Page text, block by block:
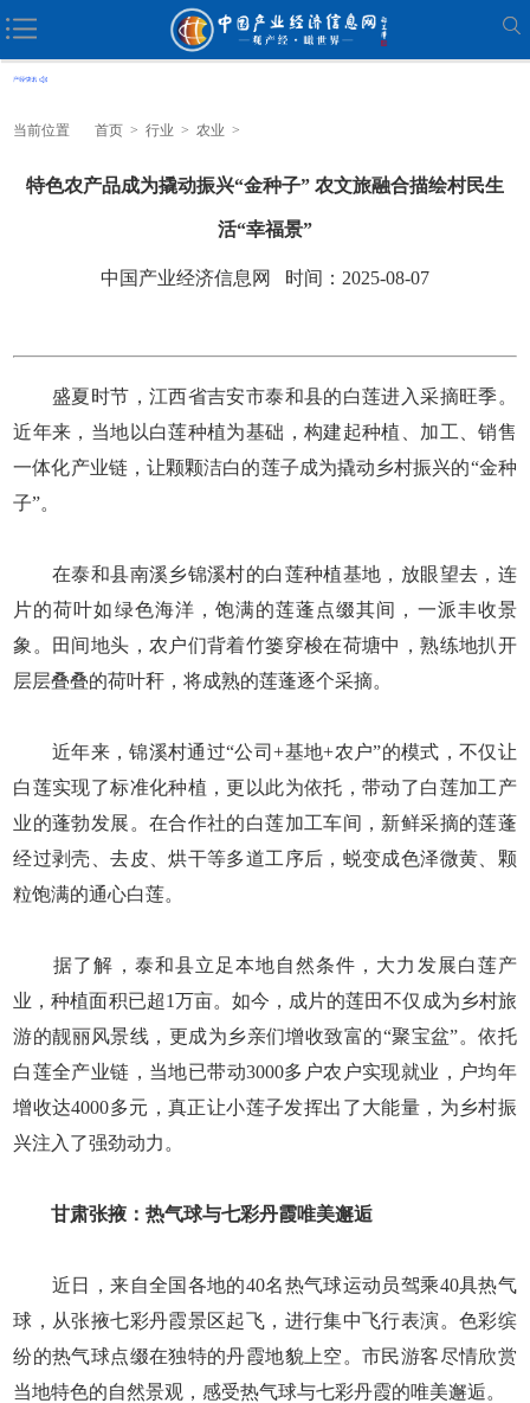
当前位置 首页 > 行业 > 农业 >
特色农产品成为撬动振兴“金种子” 农文旅融合描绘村民生
活“幸福景”
中国产业经济信息网 时间：2025-08-07
盛夏时节，江西省吉安市泰和县的白莲进入采摘旺季。
近年来，当地以白莲种植为基础，构建起种植、加工、销售
一体化产业链，让颗颗洁白的莲子成为撬动乡村振兴的“金种
子”。
在泰和县南溪乡锦溪村的白莲种植基地，放眼望去，连
片的荷叶如绿色海洋，饱满的莲蓬点缀其间，一派丰收景
象。田间地头，农户们背着竹篓穿梭在荷塘中，熟练地扒开
层层叠叠的荷叶秆，将成熟的莲蓬逐个采摘。
近年来，锦溪村通过“公司+基地+农户”的模式，不仅让
白莲实现了标准化种植，更以此为依托，带动了白莲加工产
业的蓬勃发展。在合作社的白莲加工车间，新鲜采摘的莲蓬
经过剥壳、去皮、烘干等多道工序后，蜕变成色泽微黄、颗
粒饱满的通心白莲。
据了解，泰和县立足本地自然条件，大力发展白莲产
业，种植面积已超1万亩。如今，成片的莲田不仅成为乡村旅
游的靓丽风景线，更成为乡亲们增收致富的“聚宝盆”。依托
白莲全产业链，当地已带动3000多户农户实现就业，户均年
增收达4000多元，真正让小莲子发挥出了大能量，为乡村振
兴注入了强劲动力。
甘肃张掖：热气球与七彩丹霞唯美邂逅
近日，来自全国各地的40名热气球运动员驾乘40具热气
球，从张掖七彩丹霞景区起飞，进行集中飞行表演。色彩缤
纷的热气球点缀在独特的丹霞地貌上空。市民游客尽情欣赏
当地特色的自然景观，感受热气球与七彩丹霞的唯美邂逅。